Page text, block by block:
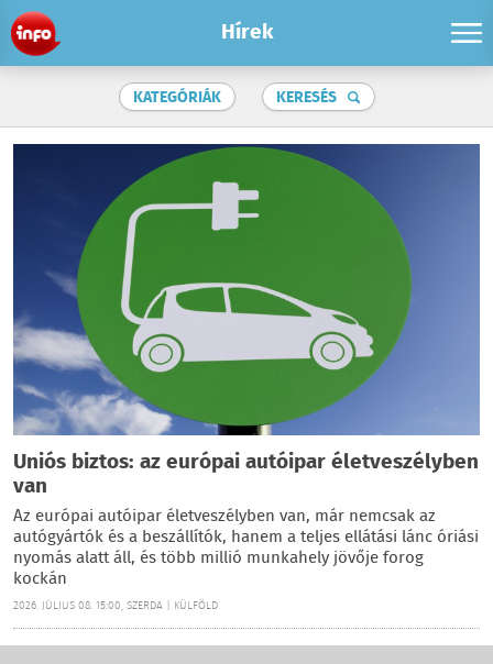
Hírek
KATEGÓRIÁK KERESÉS
Uniós biztos: az európai autóipar életveszélyben
van
Az európai autóipar életveszélyben van, már nemcsak az
autógyártók és a beszállítók, hanem a teljes ellátási lánc óriási
nyomás alatt áll, és több millió munkahely jövője forog
kockán
2026. JÚLIUS 08. 15:00, SZERDA | KÜLFÖLD